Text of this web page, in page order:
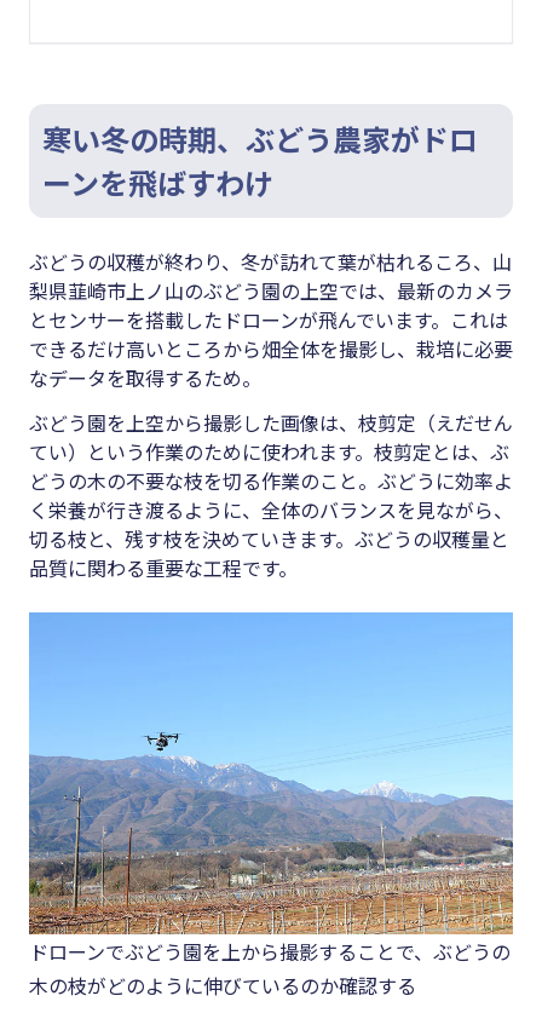
寒い冬の時期、ぶどう農家がドロ
ーンを飛ばすわけ
ぶどうの収穫が終わり、冬が訪れて葉が枯れるころ、山
梨県韮崎市上ノ山のぶどう園の上空では、最新のカメラ
とセンサーを搭載したドローンが飛んでいます。これは
できるだけ高いところから畑全体を撮影し、栽培に必要
なデータを取得するため。
ぶどう園を上空から撮影した画像は、枝剪定（えだせん
てい）という作業のために使われます。枝剪定とは、ぶ
どうの木の不要な枝を切る作業のこと。ぶどうに効率よ
く栄養が行き渡るように、全体のバランスを見ながら、
切る枝と、残す枝を決めていきます。ぶどうの収穫量と
品質に関わる重要な工程です。
ドローンでぶどう園を上から撮影することで、ぶどうの
木の枝がどのように伸びているのか確認する